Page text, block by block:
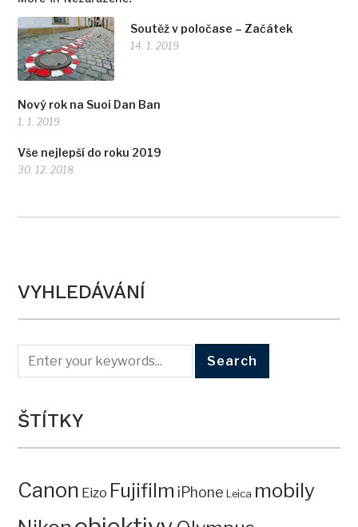
Soutěž v poločase – Začátek
14. 1. 2019
Nový rok na Suoi Dan Ban
1. 1. 2019
Vše nejlepší do roku 2019
30. 12. 2018
VYHLEDÁVÁNÍ
ŠTÍTKY
Canon Eizo Fujifilm iPhone Leica mobily